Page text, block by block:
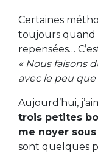
Certaines
toujours quand
repensées…
« Nous faisons
avec le peu que
Aujourd’hui,
trois petites
me noyer
sont quelques